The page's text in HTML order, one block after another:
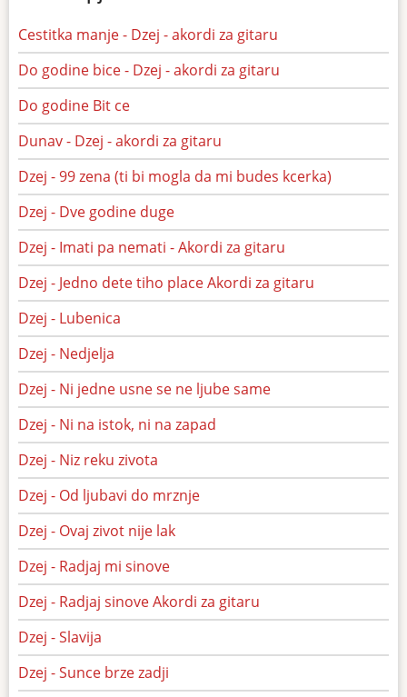
Cestitka manje - Dzej - akordi za gitaru
Do godine bice - Dzej - akordi za gitaru
Do godine Bit ce
Dunav - Dzej - akordi za gitaru
Dzej - 99 zena (ti bi mogla da mi budes kcerka)
Dzej - Dve godine duge
Dzej - Imati pa nemati - Akordi za gitaru
Dzej - Jedno dete tiho place Akordi za gitaru
Dzej - Lubenica
Dzej - Nedjelja
Dzej - Ni jedne usne se ne ljube same
Dzej - Ni na istok, ni na zapad
Dzej - Niz reku zivota
Dzej - Od ljubavi do mrznje
Dzej - Ovaj zivot nije lak
Dzej - Radjaj mi sinove
Dzej - Radjaj sinove Akordi za gitaru
Dzej - Slavija
Dzej - Sunce brze zadji